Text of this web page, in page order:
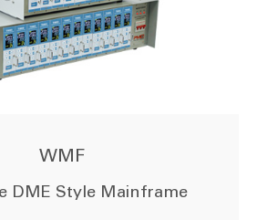
WMF
DME Style Mainframe